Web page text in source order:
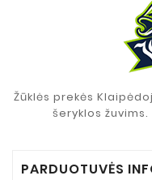
Žūklės prekės
šeryklos
PARDUOTUVĖS